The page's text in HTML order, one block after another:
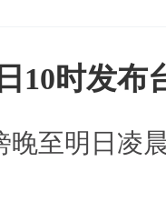
10时发布
晚至明日凌